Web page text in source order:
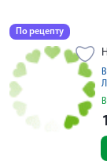
По рецепту